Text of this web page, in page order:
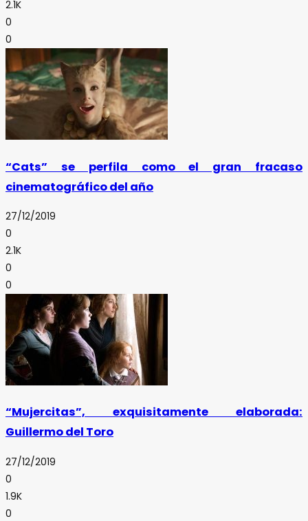
2.1K
0
0
“Cats” se perfila como el gran fracaso
cinematográfico del año
27/12/2019
0
2.1K
0
0
“Mujercitas”, exquisitamente elaborada:
Guillermo del Toro
27/12/2019
0
1.9K
0